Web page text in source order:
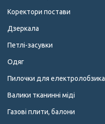
Коректори постави
Дзеркала
Петлі-засувки
Одяг
Пилочки для електролобзика
Валики тканинні міді
Газові плити, балони